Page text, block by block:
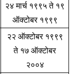
75
Followers
२४ मार्च १९९५ ते १९
ऑक्टोबर १९९९
२२ ऑक्टोबर १९९९
ते १७ ऑक्टोबर
२००४